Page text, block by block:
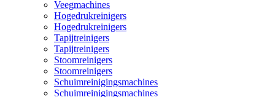
Veegmachines
Hogedrukreinigers
Hogedrukreinigers
Tapijtreinigers
Tapijtreinigers
Stoomreinigers
Stoomreinigers
Schuimreinigingsmachines
Schuimreinigingsmachines